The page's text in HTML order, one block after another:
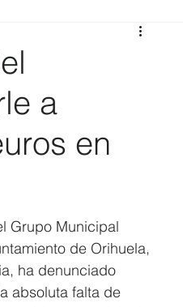
Seguridad Ciudadana
Bienestar Social
a
en
Grupo Municipal
de Orihuela,
ha denunciado
absoluta falta de